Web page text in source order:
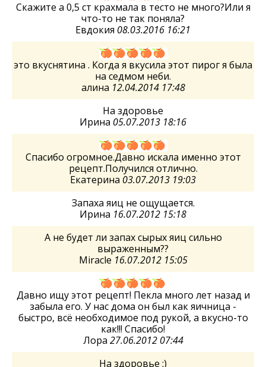
Скажите а 0,5 ст крахмала в тесто не много?Или я
что-то не так поняла?
Евдокия 08.03.2016 16:21
это вкуснятина . Когда я вкусила этот пирог я была
на седмом неби.
алина 12.04.2014 17:48
На здоровье
Ирина 05.07.2013 18:16
Спасибо огромное.Давно искала именно этот
рецепт.Получился отлично.
Екатерина 03.07.2013 19:03
Запаха яиц не ощущается.
Ирина 16.07.2012 15:18
А не будет ли запах сырых яиц сильно
выраженным??
Miracle 16.07.2012 15:05
Давно ищу этот рецепт! Пекла много лет назад и
забыла его. У нас дома он был как яичница -
быстро, всё необходимое под рукой, а вкусно-то
как!!! Спасибо!
Лора 27.06.2012 07:44
На здоровье :)